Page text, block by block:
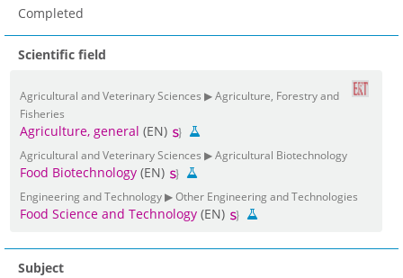
Completed
Scientific field
Agricultural and Veterinary Sciences ▶ Agriculture, Forestry and
Fisheries
Agriculture, general (EN)
Agricultural and Veterinary Sciences ▶ Agricultural Biotechnology
Food Biotechnology (EN)
Engineering and Technology ▶ Other Engineering and Technologies
Food Science and Technology (EN)
Subject